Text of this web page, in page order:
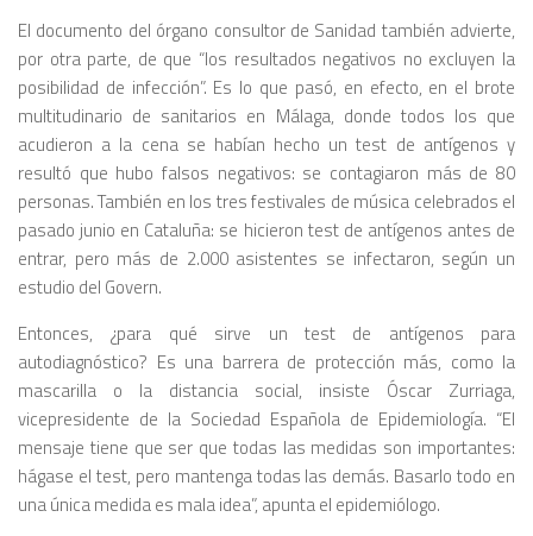
El documento del órgano consultor de Sanidad también advierte,
por otra parte, de que “los resultados negativos no excluyen la
posibilidad de infección”. Es lo que pasó, en efecto, en el brote
multitudinario de sanitarios en Málaga, donde todos los que
acudieron a la cena se habían hecho un test de antígenos y
resultó que hubo falsos negativos: se contagiaron más de 80
personas. También en los tres festivales de música celebrados el
pasado junio en Cataluña: se hicieron test de antígenos antes de
entrar, pero más de 2.000 asistentes se infectaron, según un
estudio del Govern.
Entonces, ¿para qué sirve un test de antígenos para
autodiagnóstico? Es una barrera de protección más, como la
mascarilla o la distancia social, insiste Óscar Zurriaga,
vicepresidente de la Sociedad Española de Epidemiología. “El
mensaje tiene que ser que todas las medidas son importantes:
hágase el test, pero mantenga todas las demás. Basarlo todo en
una única medida es mala idea”, apunta el epidemiólogo.